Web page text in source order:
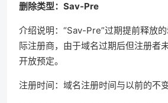
删除类型：Sav-Pre
介绍说明：“Sav-Pre”过期提前释放
际注册商，由于域名过期后但注册者
开放预定。
注册时间：域名注册时间与以前的不